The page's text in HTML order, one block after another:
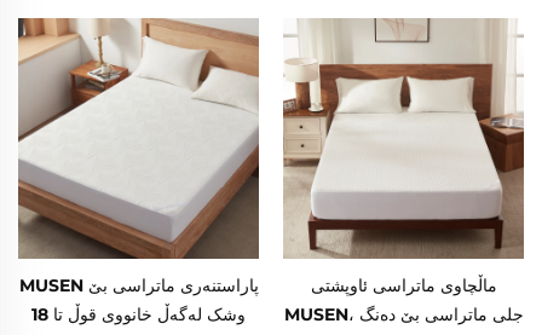
ماتراسی دیووندەر بۆ ستوونی
کوین، جێستەی چوارچێوەی
6"-18" بۆ خەوانخانە، هۆتێل
ماتراسی ناچەدا و ناوخۆیی لەگەڵ
خەوانخانە، هۆتێل (شینی)
MUSEN پاراستنەری ماتراسی بێ
وشک لەگەڵ خانووی قوڵ تا 18
ماڵچاوی ماتراسی ئاوپشتی
MUSEN، جلی ماتراسی بێ دەنگ